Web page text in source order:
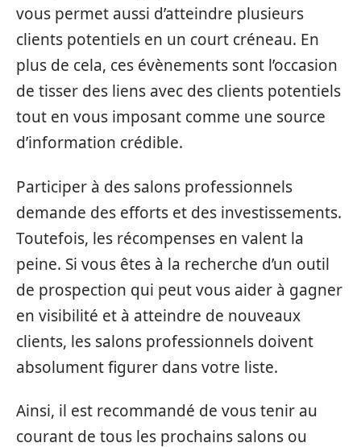
vous permet aussi d’atteindre plusieurs
clients potentiels en un court créneau. En
plus de cela, ces évènements sont l’occasion
de tisser des liens avec des clients potentiels
tout en vous imposant comme une source
d’information crédible.
Participer à des salons professionnels
demande des efforts et des investissements.
Toutefois, les récompenses en valent la
peine. Si vous êtes à la recherche d’un outil
de prospection qui peut vous aider à gagner
en visibilité et à atteindre de nouveaux
clients, les salons professionnels doivent
absolument figurer dans votre liste.
Ainsi, il est recommandé de vous tenir au
courant de tous les prochains salons ou